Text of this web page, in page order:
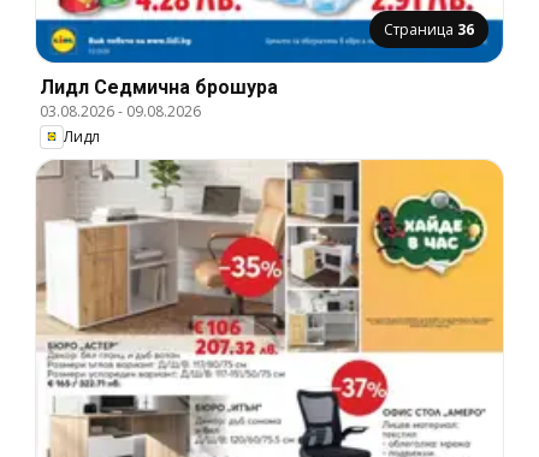
Страница 36
Лидл Cедмична брошура
03.08.2026- 09.08.2026
Лидл